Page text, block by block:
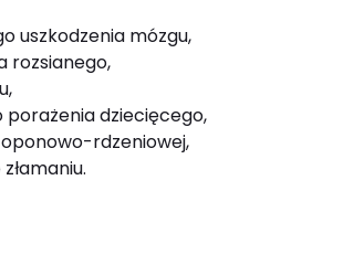
uszkodzenia mózgu,
rozsianego,
porażenia dziecięcego,
rdzeniowej,